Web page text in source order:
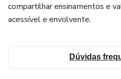
compartilhar ensinamentos e
acessível e envolvente.
Dúvidas